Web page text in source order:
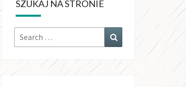
SZUKAJ NA STRONIE
Search
for: